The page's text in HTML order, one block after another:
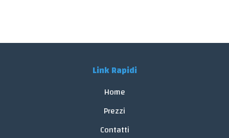
Link Rapidi
Home
Prezzi
Contatti